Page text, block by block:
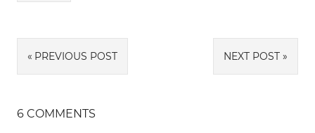
Navigasi
pos
PREVIOUS POST NEXT POST
6 COMMENTS